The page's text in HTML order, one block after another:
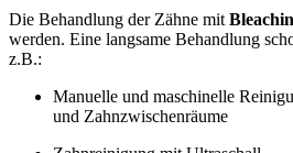
Die Behandlung der Zähne mit
werden. Eine langsame Behandlung
z.B.:
Manuelle und maschinelle
und Zahnzwischenräume